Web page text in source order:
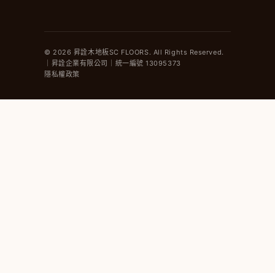
© 2026 昇詮木地板SC FLOORS. All Rights Reserved.
｜昇詮企業有限公司｜統一編號 13095373
隱私權政策